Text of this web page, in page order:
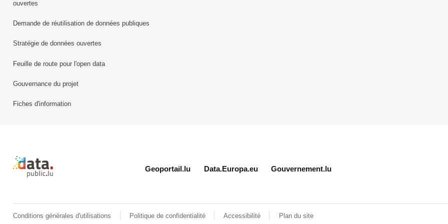
ouvertes
Demande de réutilisation de données publiques
Stratégie de données ouvertes
Feuille de route pour l'open data
Gouvernance du projet
Fiches d'information
Retour à l'accueil de data.public.lu
Geoportail.lu Data.Europa.eu Gouvernement.lu
Conditions générales d'utilisations Politique de confidentialité Accessibilité Plan du site